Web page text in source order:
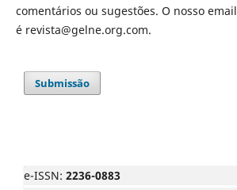
comentários ou sugestões. O nosso email
é revista@gelne.org.com.
Submissão
e-ISSN: 2236-0883